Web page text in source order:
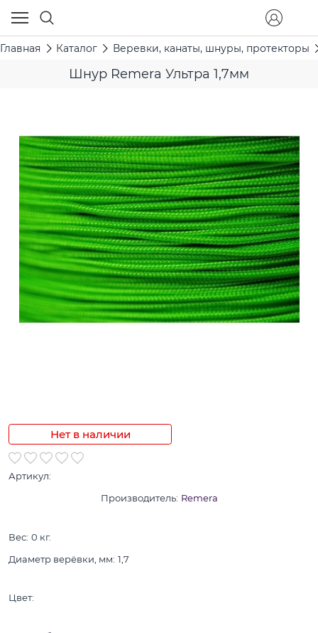
Главная Каталог Веревки, канаты, шнуры, протекторы
Шнур Remera Ультра 1,7мм
Нет в наличии
Артикул:
Производитель: Remera
Вес: 0 кг.
Диаметр верёвки, мм: 1,7
Цвет: